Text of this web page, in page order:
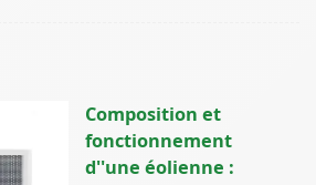
Composition et
fonctionnement
d''une éolienne :